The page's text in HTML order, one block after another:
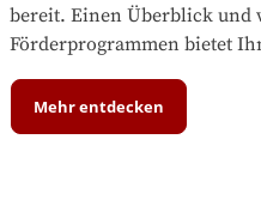
bereit. Einen Überblick und
Förderprogrammen bietet
Mehr entdecken